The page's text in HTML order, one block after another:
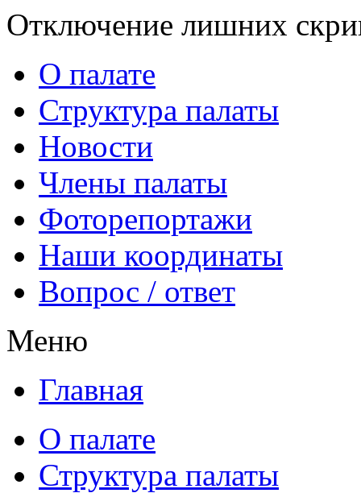
Отключение лишних
О палате
Структура палаты
Новости
Члены палаты
Фоторепортажи
Наши координаты
Вопрос / ответ
Меню
Главная
О палате
Структура палаты